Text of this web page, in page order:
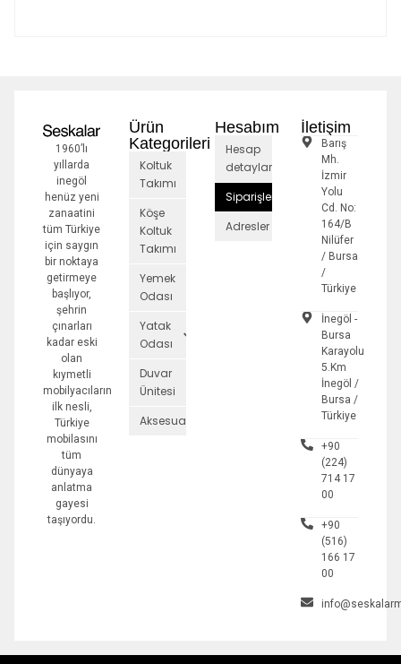
1960’lı
yıllarda
inegöl
henüz yeni
zanaatini
tüm Türkiye
için saygın
bir noktaya
getirmeye
başlıyor,
şehrin
çınarları
kadar eski
olan
kıymetli
mobilyacıların
ilk nesli,
Türkiye
mobilasını
tüm
dünyaya
anlatma
gayesi
taşıyordu.
Ürün
Kategorileri
Koltuk
Takımı
Köşe
Koltuk
Takımı
Yemek
Odası
Yatak
Odası
Duvar
Ünitesi
Aksesuarlar
Hesabım
Hesap
detayları
Siparişler
Adresler
İletişim
Barış
Mh.
İzmir
Yolu
Cd. No:
164/B
Nilüfer
/ Bursa
/
Türkiye
İnegöl -
Bursa
Karayolu
5.Km
İnegöl /
Bursa /
Türkiye
+90
(224)
714 17
00
+90
(516)
166 17
00